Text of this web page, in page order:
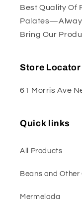
Best Quality Of
Bring Our
Store Locator
61 Morris Ave
Quick links
All Products
Beans and Other
Mermelada